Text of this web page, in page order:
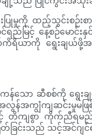
ြုမှုကို ထည့်သွင်းစဉ်း
ာင်ရည်မြင့် နေ့စဉ်
ရွေးချယ်ဖို့အတွက်
န်သော ဆီစစ်ကို ရွေး
ကျွံကျဆင်းမှုမဖြ
နှင့် တိကျစွာ ကိုက်ညီရ
အကဲဖြတ်ခြင်းသည်